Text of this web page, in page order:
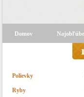
Domov
Polievky
Ryby